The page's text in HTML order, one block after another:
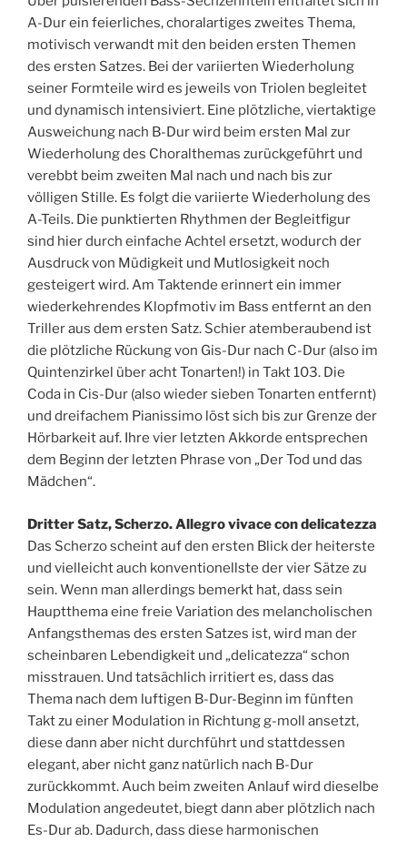
A-Dur ein feierliches, choralartiges zweites Thema,
motivisch verwandt mit den beiden ersten Themen
des ersten Satzes. Bei der variierten Wiederholung
seiner Formteile wird es jeweils von Triolen begleitet
und dynamisch intensiviert. Eine plötzliche, viertaktige
Ausweichung nach B-Dur wird beim ersten Mal zur
Wiederholung des Choralthemas zurückgeführt und
verebbt beim zweiten Mal nach und nach bis zur
völligen Stille. Es folgt die variierte Wiederholung des
A-Teils. Die punktierten Rhythmen der Begleitfigur
sind hier durch einfache Achtel ersetzt, wodurch der
Ausdruck von Müdigkeit und Mutlosigkeit noch
gesteigert wird. Am Taktende erinnert ein immer
wiederkehrendes Klopfmotiv im Bass entfernt an den
Triller aus dem ersten Satz. Schier atemberaubend ist
die plötzliche Rückung von Gis-Dur nach C-Dur (also im
Quintenzirkel über acht Tonarten!) in Takt 103. Die
Coda in Cis-Dur (also wieder sieben Tonarten entfernt)
und dreifachem Pianissimo löst sich bis zur Grenze der
Hörbarkeit auf. Ihre vier letzten Akkorde entsprechen
dem Beginn der letzten Phrase von „Der Tod und das
Mädchen“.
Dritter Satz, Scherzo. Allegro vivace con delicatezza
Das Scherzo scheint auf den ersten Blick der heiterste
und vielleicht auch konventionellste der vier Sätze zu
sein. Wenn man allerdings bemerkt hat, dass sein
Hauptthema eine freie Variation des melancholischen
Anfangsthemas des ersten Satzes ist, wird man der
scheinbaren Lebendigkeit und „delicatezza“ schon
misstrauen. Und tatsächlich irritiert es, dass das
Thema nach dem luftigen B-Dur-Beginn im fünften
Takt zu einer Modulation in Richtung g-moll ansetzt,
diese dann aber nicht durchführt und stattdessen
elegant, aber nicht ganz natürlich nach B-Dur
zurückkommt. Auch beim zweiten Anlauf wird dieselbe
Modulation angedeutet, biegt dann aber plötzlich nach
Es-Dur ab. Dadurch, dass diese harmonischen